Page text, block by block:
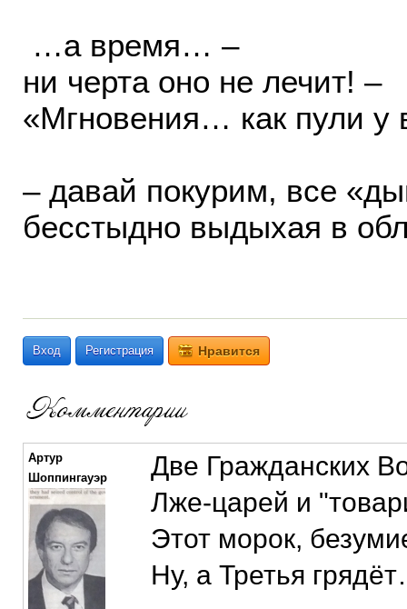
…а время… –
ни черта оно не лечит! –
«Мгновения… как пули у
– давай покурим, все
бесстыдно выдыхая в
Вход Регистрация Нравится
Артур
Шоппингауэр
Две Гражданских
Лже-царей и
Этот морок,
Ну, а Третья